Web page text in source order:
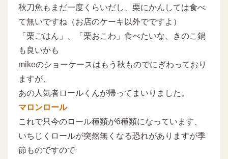
秋刀魚もまだ一度くらいだし、栗にかんしては食べ
て無いですね（お店のケーキ以外でですよ）
「栗ごはん」、「栗おこわ」食べたいな、きのこ鍋
も良いかも
mikeのショーケースはもう秋ものでにぎわっており
ますが、
あの人気者ロールくんが帰ってまいりました。
マロンロール
これで只今のロール種類が6種類になっています、
いちじくロールが突然無くなる恐れがありますが季
節ものですので